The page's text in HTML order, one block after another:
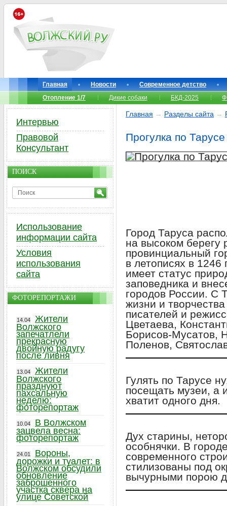
Главная Новости
Современное детство
Отопление 1/7
Дикие собаки БКД-2025
Главная → Разделы сайта →
Прогулка по Тарусе
Город Таруса
на высоком берегу
провинциальный
в летописях в 1246
имеет статус
заповедника и
городов России. С
жизни и
писателей и
Цветаева,
Борисов-Мусатов,
Поленов,
Гулять по Тарусе
посещать музеи, а
хватит одного дня.
Дух старины,
особнячки. В
современного
стилизованы под
вычурными порою
Интервью
Правовой
Консультант
ПОИСК
Использование
информации сайта
Условия
использования
сайта
ФОТОРЕПОРТАЖИ
14.04
Жители
Волжского
запечатлели
прекрасную
двойную радугу
после ливня
13.04
Жители
Волжского
празднуют
пахсальную
неделю:
фоторепортаж
10.04
В Волжском
зацвела весна:
фоторепортаж
24.01
Вороны,
дорожки и туалет: в
Волжском обсудили
обновление
заброшенного
участка сквера на
улице Советской